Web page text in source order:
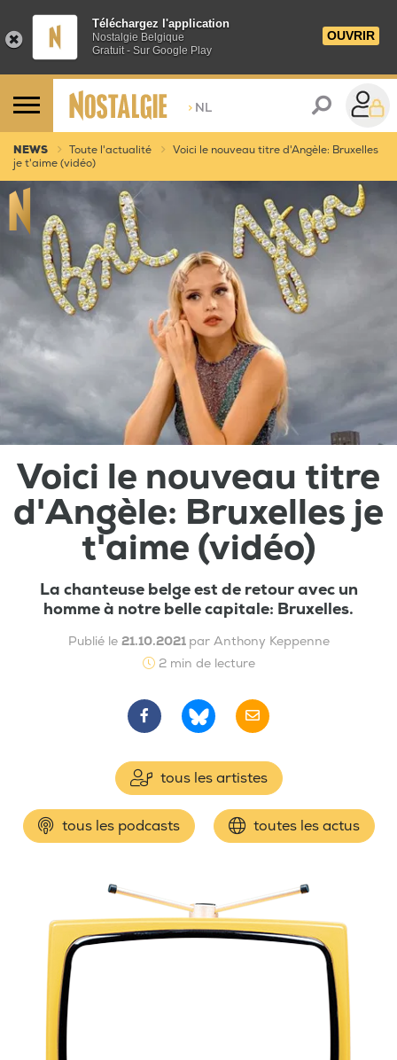
Téléchargez l'application
Nostalgie Belgique
Gratuit - Sur Google Play
OUVRIR
> NL
NEWS Toute l'actualité
Voici le nouveau titre d'Angèle: Bruxelles
je t'aime (vidéo)
Voici le nouveau titre
d'Angèle: Bruxelles je
t'aime (vidéo)
La chanteuse belge est de retour avec un
homme à notre belle capitale: Bruxelles.
Publié le 21.10.2021 par Anthony Keppenne
2 min de lecture
tous les artistes
tous les podcasts toutes les actus